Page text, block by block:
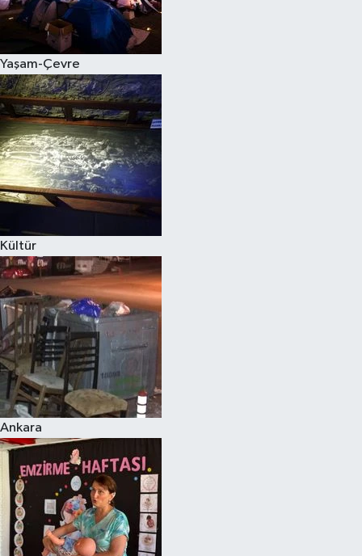
Yaşam-Çevre
Kültür
Ankara